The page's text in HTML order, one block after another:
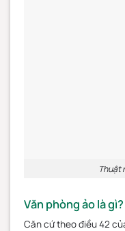
Thuật
Văn phòng ảo là gì?
Căn cứ theo điều 42